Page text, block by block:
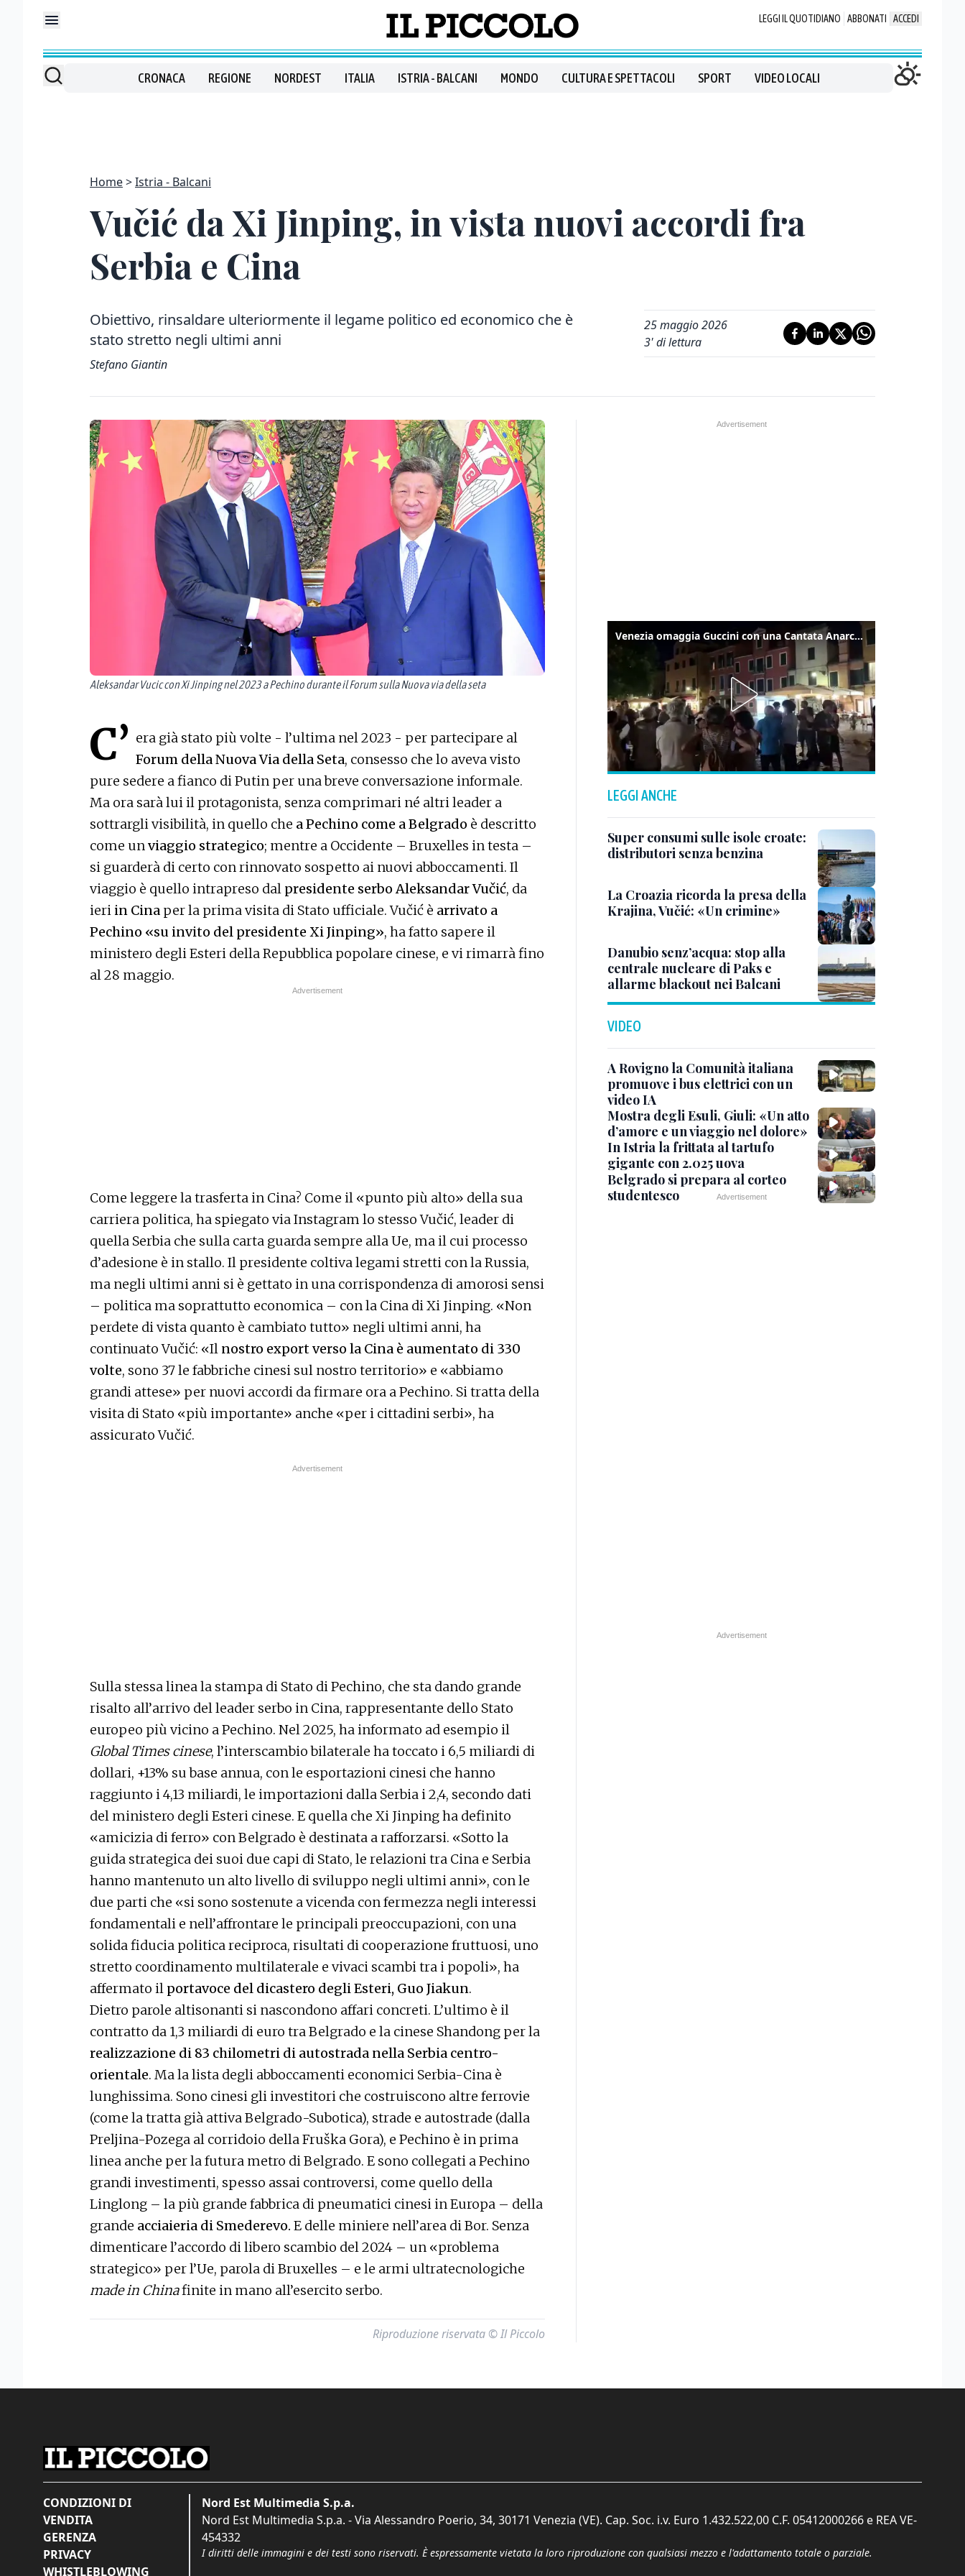
LEGGI IL QUOTIDIANO ABBONATI ACCEDI
CRONACA REGIONE NORDEST ITALIA ISTRIA - BALCANI MONDO CULTURA E SPETTACOLI SPORT VIDEO LOCALI
Home Istria - Balcani
Vučić da Xi Jinping, in vista nuovi accordi fra
Serbia e Cina
Obiettivo, rinsaldare ulteriormente il legame politico ed economico che è
stato stretto negli ultimi anni
Stefano Giantin
25 maggio 2026
3' di lettura
Aleksandar Vucic con Xi Jinping nel 2023 a Pechino durante il Forum sulla Nuova via della seta
C’ era già stato più volte - l’ultima nel 2023 - per partecipare al
Forum della Nuova Via della Seta, consesso che lo aveva visto
pure sedere a fianco di Putin per una breve conversazione informale.
Ma ora sarà lui il protagonista, senza comprimari né altri leader a
sottrargli visibilità, in quello che a Pechino come a Belgrado è descritto
come unviaggio strategico; mentre a Occidente – Bruxelles in testa –
si guarderà di certo con rinnovato sospetto ai nuovi abboccamenti. Il
viaggio è quello intrapreso dal presidente serbo Aleksandar Vučić, da
ieri in Cina per la prima visita di Stato ufficiale. Vučić è arrivato a
Pechino «su invito del presidente Xi Jinping», ha fatto sapere il
ministero degli Esteri della Repubblica popolare cinese, e vi rimarrà fino
al 28 maggio.
Come leggere la trasferta in Cina? Come il «punto più alto» della sua
carriera politica, ha spiegato via Instagram lo stesso Vučić, leader di
quella Serbia che sulla carta guarda sempre alla Ue, ma il cui processo
d’adesione è in stallo. Il presidente coltiva legami stretti con la Russia,
ma negli ultimi anni si è gettato in una corrispondenza di amorosi sensi
– politica ma soprattutto economica – con la Cina di Xi Jinping. «Non
perdete di vista quanto è cambiato tutto» negli ultimi anni, ha
continuato Vučić: «Il nostro export verso la Cina è aumentato di 330
volte, sono 37 le fabbriche cinesi sul nostro territorio» e «abbiamo
grandi attese» per nuovi accordi da firmare ora a Pechino. Si tratta della
visita di Stato «più importante» anche «per i cittadini serbi», ha
assicurato Vučić.
Sulla stessa linea la stampa di Stato di Pechino, che sta dando grande
risalto all’arrivo del leader serbo in Cina, rappresentante dello Stato
europeo più vicino a Pechino. Nel 2025, ha informato ad esempio il
Global Times cinese, l’interscambio bilaterale ha toccato i 6,5 miliardi di
dollari, +13% su base annua, con le esportazioni cinesi che hanno
raggiunto i 4,13 miliardi, le importazioni dalla Serbia i 2,4, secondo dati
del ministero degli Esteri cinese. E quella che Xi Jinping ha definito
«amicizia di ferro» con Belgrado è destinata a rafforzarsi. «Sotto la
guida strategica dei suoi due capi di Stato, le relazioni tra Cina e Serbia
hanno mantenuto un alto livello di sviluppo negli ultimi anni», con le
due parti che «si sono sostenute a vicenda con fermezza negli interessi
fondamentali e nell’affrontare le principali preoccupazioni, con una
solida fiducia politica reciproca, risultati di cooperazione fruttuosi, uno
stretto coordinamento multilaterale e vivaci scambi tra i popoli», ha
affermato il portavoce del dicastero degli Esteri, Guo Jiakun.
Dietro parole altisonanti si nascondono affari concreti. L’ultimo è il
contratto da 1,3 miliardi di euro tra Belgrado e la cinese Shandong per la
realizzazione di 83 chilometri di autostrada nella Serbia centro-
orientale. Ma la lista degli abboccamenti economici Serbia-Cina è
lunghissima. Sono cinesi gli investitori che costruiscono altre ferrovie
(come la tratta già attiva Belgrado-Subotica), strade e autostrade (dalla
Preljina-Pozega al corridoio della Fruška Gora), e Pechino è in prima
linea anche per la futura metro di Belgrado. E sono collegati a Pechino
grandi investimenti, spesso assai controversi, come quello della
Linglong – la più grande fabbrica di pneumatici cinesi in Europa – della
grande acciaieria di Smederevo. E delle miniere nell’area di Bor. Senza
dimenticare l’accordo di libero scambio del 2024 – un «problema
strategico» per l’Ue, parola di Bruxelles – e le armi ultratecnologiche
made in Chinafinite in mano all’esercito serbo.
Riproduzione riservata © Il Piccolo
Venezia omaggia Guccini con una Cantata Anarchica in campo Santa Margherita
LEGGI ANCHE
Super consumi sulle isole croate:
distributori senza benzina
La Croazia ricorda la presa della
Krajina, Vučić: «Un crimine»
Danubio senz’acqua: stop alla
centrale nucleare di Paks e
allarme blackout nei Balcani
VIDEO
A Rovigno la Comunità italiana
promuove i bus elettrici con un
video IA
Mostra degli Esuli, Giuli: «Un atto
d’amore e un viaggio nel dolore»
In Istria la frittata al tartufo
gigante con 2.025 uova
Belgrado si prepara al corteo
studentesco
CONDIZIONI DI
VENDITA
GERENZA
PRIVACY
WHISTLEBLOWING
Nord Est Multimedia S.p.a.
Nord Est Multimedia S.p.a. - Via Alessandro Poerio, 34, 30171 Venezia (VE). Cap. Soc. i.v. Euro 1.432.522,00 C.F. 05412000266 e REA VE-
454332
I diritti delle immagini e dei testi sono riservati. È espressamente vietata la loro riproduzione con qualsiasi mezzo e l'adattamento totale o parziale.